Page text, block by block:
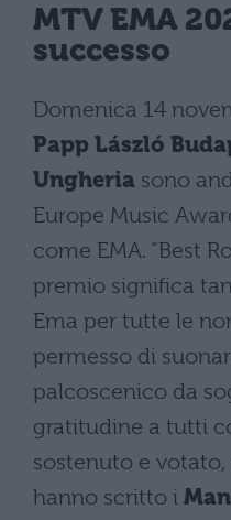
MTV EMA
successo
Domenica 14
Papp László
Ungheria sono
Europe Music
come EMA. “Best
premio significa
Ema per tutte le
permesso di
palcoscenico da
gratitudine a tutti
sostenuto e votato,
hanno scritto i